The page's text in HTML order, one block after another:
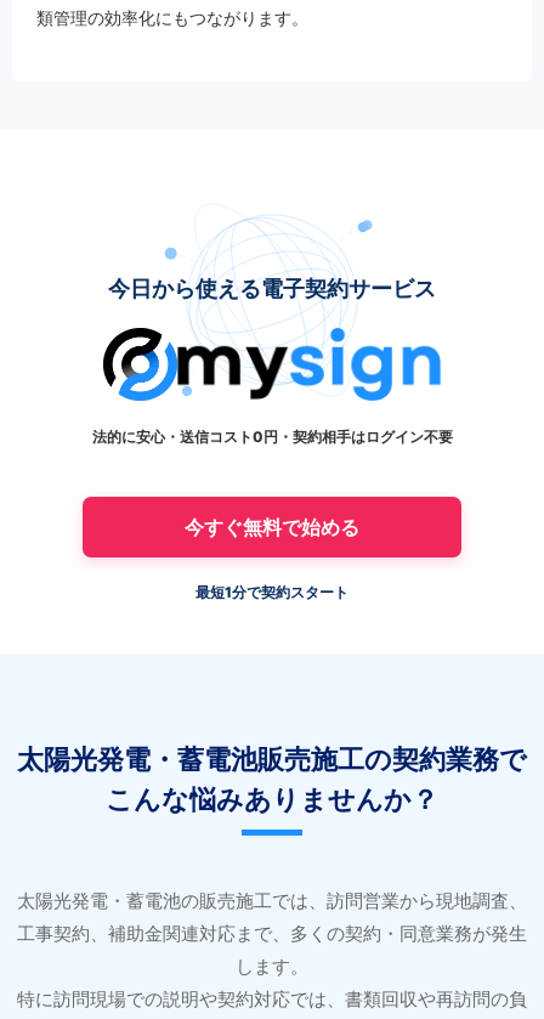
類管理の効率化にもつながります。
今日から使える電子契約サービス
法的に安心・送信コスト0円・契約相手はログイン不要
今すぐ無料で始める
最短1分で契約スタート
太陽光発電・蓄電池販売施工の契約業務で
こんな悩みありませんか？
太陽光発電・蓄電池の販売施工では、訪問営業から現地調査、
工事契約、補助金関連対応まで、多くの契約・同意業務が発生
します。
特に訪問現場での説明や契約対応では、書類回収や再訪問の負